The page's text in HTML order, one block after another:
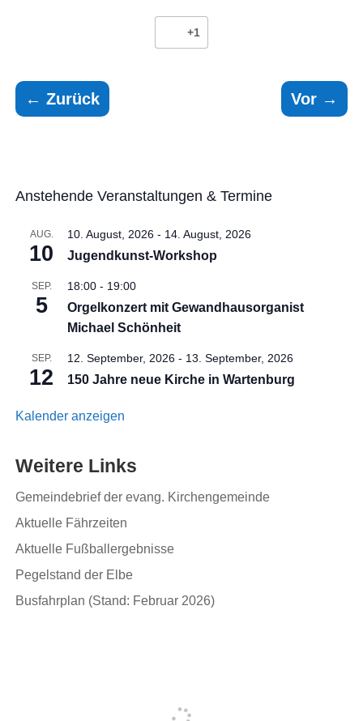
+1
←Zurück Vor→
Anstehende Veranstaltungen & Termine
AUG.
10
10. August, 2026 - 14. August, 2026
Jugendkunst-Workshop
SEP.
5
18:00 - 19:00
Orgelkonzert mit Gewandhausorganist
Michael Schönheit
SEP.
12
12. September, 2026 - 13. September, 2026
150 Jahre neue Kirche in Wartenburg
Kalender anzeigen
Weitere Links
Gemeindebrief der evang. Kirchengemeinde
Aktuelle Fährzeiten
Aktuelle Fußballergebnisse
Pegelstand der Elbe
Busfahrplan (Stand: Februar 2026)